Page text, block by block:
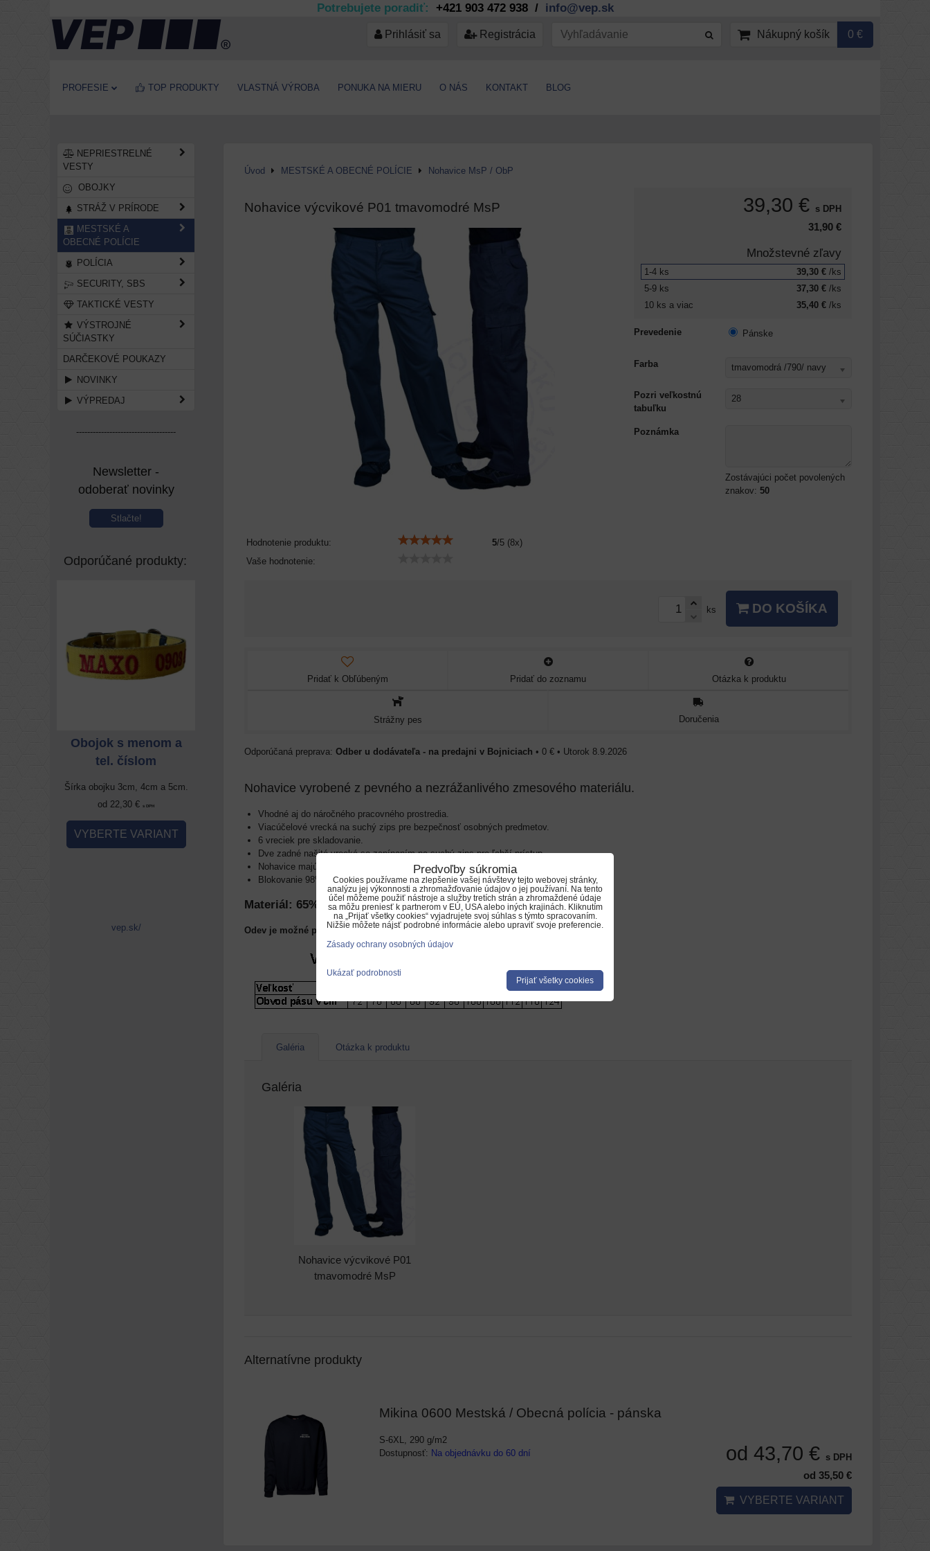
Potrebujete poradiť: +421 903 472 938 / info@vep.sk
Prihlásiť sa Registrácia Nákupný košík 0 €
PROFESIE TOP PRODUKTY VLASTNÁ VÝROBA PONUKA NA MIERU O NÁS KONTAKT BLOG
Úvod MESTSKÉ A OBECNÉ POLÍCIE Nohavice MsP / ObP
Nohavice výcvikové P01 tmavomodré MsP
Hodnotenie produktu: 5/5 (8x)
Vaše hodnotenie:
39,30 € s DPH
31,90 €
Množstevné zľavy
1-4 ks 39,30 € /ks
5-9 ks 37,30 € /ks
10 ks a viac 35,40 € /ks
Prevedenie Pánske
Farba tmavomodrá /790/ navy
Pozri veľkostnú
tabuľku
28
Poznámka
Zostávajúci počet povolených
znakov: 50
ks DO KOŠÍKA
Pridať k Obľúbeným Pridať do zoznamu Otázka k produktu
Strážny pes Doručenia
Odber u dodávateľa - na predajni v Bojniciach • 0 € • Utorok 8.9.2026
Nohavice vyrobené z pevného a nezrážanlivého zmesového materiálu.
Vhodné aj do náročného pracovného prostredia.
Viacúčelové vrecká na suchý zips pre bezpečnosť osobných predmetov.
6 vreciek pre skladovanie.
Dve zadné našité vrecká so zapínaním na suchý zips pre ľahší prístup.
Nohavice majú vnútornú dĺžku 84 cm.
Blokovanie 98% UV žiarenia.
Materiál: 65% Polyester / 35% Bavlna, 245 g/m2
Odev je možné prať do teploty 60 °C.
Galéria Otázka k produktu
Galéria
Nohavice výcvikové P01
tmavomodré MsP
Alternatívne produkty
Mikina 0600 Mestská / Obecná polícia - pánska
S-6XL, 290 g/m2
Dostupnosť: Na objednávku do 60 dní od 43,70 € s DPH
od 35,50 €
VYBERTE VARIANT
NEPRIESTRELNÉ
VESTY
OBOJKY
STRÁŽ V PRÍRODE
MESTSKÉ A
OBECNÉ POLÍCIE
POLÍCIA
SECURITY, SBS
TAKTICKÉ VESTY
VÝSTROJNÉ
SÚČIASTKY
DARČEKOVÉ POUKAZY
NOVINKY
VÝPREDAJ
------------------------------------
Newsletter -
odoberať novinky
Stlačte!
Odporúčané produkty:
Obojok s menom a
tel. číslom
Šírka obojku 3cm, 4cm a 5cm.
od 22,30 €
s DPH
VYBERTE VARIANT
tel. číslom
Šírka obojku 3cm, 4cm a 5cm.
VYBERTE VARIANT
vep.sk/
Predvoľby súkromia
Cookies používame na zlepšenie vašej návštevy tejto webovej stránky,
analýzu jej výkonnosti a zhromažďovanie údajov o jej používaní. Na tento
účel môžeme použiť nástroje a služby tretích strán a zhromaždené údaje
sa môžu preniesť k partnerom v EÚ, USA alebo iných krajinách. Kliknutím
na „Prijať všetky cookies“ vyjadrujete svoj súhlas s týmto spracovaním.
Nižšie môžete nájsť podrobné informácie alebo upraviť svoje preferencie.
Zásady ochrany osobných údajov
Ukázať podrobnosti
Prijať všetky cookies